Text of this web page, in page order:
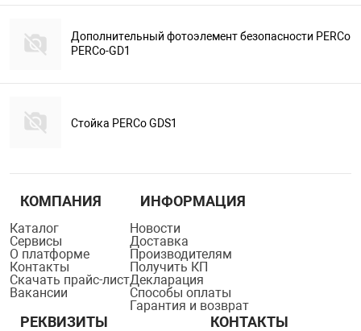
Дополнительный фотоэлемент безопасности PERCo
PERCo-GD1
Стойка PERCo GDS1
КОМПАНИЯ
Каталог
Сервисы
О платформе
Контакты
Скачать прайс-лист
Вакансии
ИНФОРМАЦИЯ
Новости
Доставка
Производителям
Получить КП
Декларация
Способы оплаты
Гарантия и возврат
РЕКВИЗИТЫ КОНТАКТЫ